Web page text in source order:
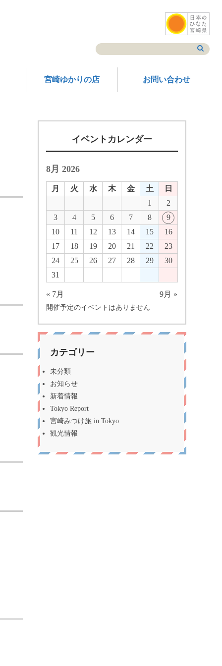
宮崎ゆかりの店 お問い合わせ
イベントカレンダー
8月 2026
月 火 水 木 金 土
日
1
2
3
4 5 6 7 8
9
10
11 12 13 14 15
16
17
18 19 20 21 22
23
24
25 26 27 28 29
30
31
« 7月 9月 »
開催予定のイベントはありません
カテゴリー
未分類
お知らせ
新着情報
Tokyo Report
宮崎みつけ旅 in Tokyo
観光情報